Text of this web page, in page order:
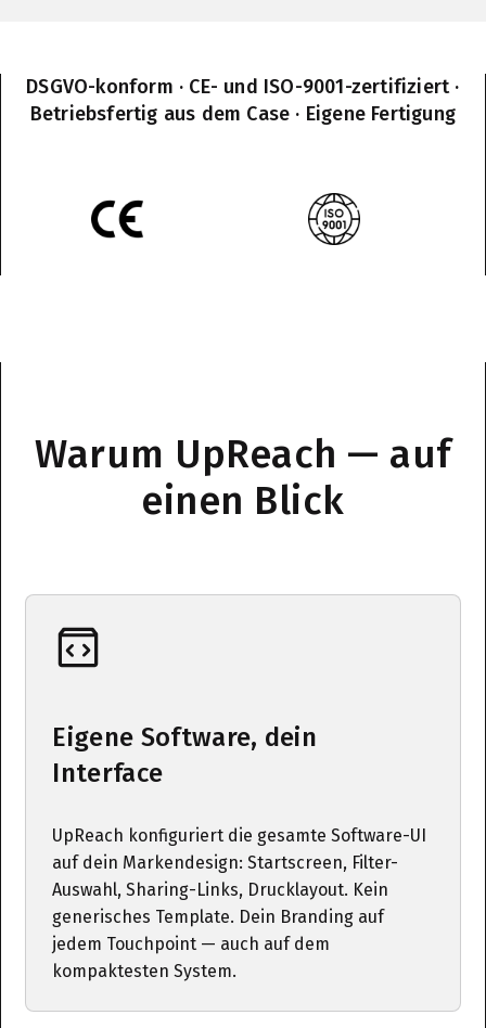
DSGVO-konform · CE- und ISO-9001-zertifiziert ·
Betriebsfertig aus dem Case · Eigene Fertigung
Warum UpReach — auf
einen Blick
Eigene Software, dein
Interface
UpReach konfiguriert die gesamte Software-UI
auf dein Markendesign: Startscreen, Filter-
Auswahl, Sharing-Links, Drucklayout. Kein
generisches Template. Dein Branding auf
jedem Touchpoint — auch auf dem
kompaktesten System.